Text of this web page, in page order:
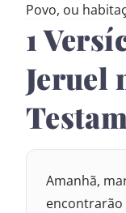
Povo, ou
1
Jeruel
Amanhã,
encontrarão